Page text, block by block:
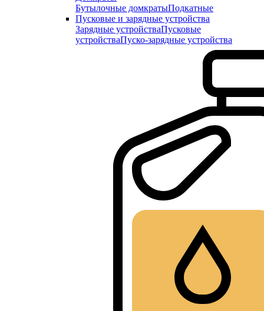
Бутылочные домкратыПодкатные
Пусковые и зарядные устройства
Зарядные устройстваПусковые
устройстваПуско-зарядные устройства